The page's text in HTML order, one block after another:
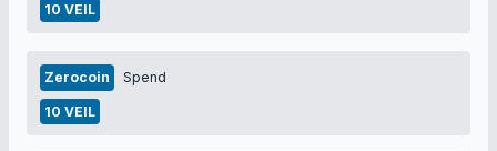
10 VEIL
Zerocoin Spend
10 VEIL